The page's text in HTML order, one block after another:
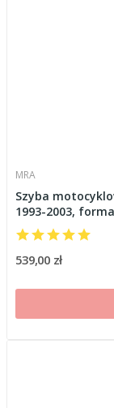
MRA
Szyba
1993-2003,
539,00 zł